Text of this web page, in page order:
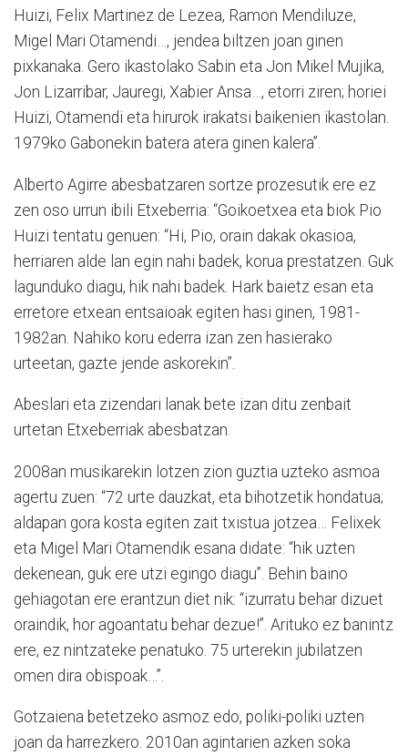
Huizi, Felix Martinez de Lezea, Ramon Mendiluze,
Migel Mari Otamendi…, jendea biltzen joan ginen
pixkanaka. Gero ikastolako Sabin eta Jon Mikel Mujika,
Jon Lizarribar, Jauregi, Xabier Ansa…, etorri ziren; horiei
Huizi, Otamendi eta hirurok irakatsi baikenien ikastolan.
1979ko Gabonekin batera atera ginen kalera”.
Alberto Agirre abesbatzaren sortze prozesutik ere ez
zen oso urrun ibili Etxeberria: “Goikoetxea eta biok Pio
Huizi tentatu genuen: “Hi, Pio, orain dakak okasioa,
herriaren alde lan egin nahi badek, korua prestatzen. Guk
lagunduko diagu, hik nahi badek. Hark baietz esan eta
erretore etxean entsaioak egiten hasi ginen, 1981-
1982an. Nahiko koru ederra izan zen hasierako
urteetan, gazte jende askorekin”.
Abeslari eta zizendari lanak bete izan ditu zenbait
urtetan Etxeberriak abesbatzan.
2008an musikarekin lotzen zion guztia uzteko asmoa
agertu zuen: “72 urte dauzkat, eta bihotzetik hondatua;
aldapan gora kosta egiten zait txistua jotzea… Felixek
eta Migel Mari Otamendik esana didate: “hik uzten
dekenean, guk ere utzi egingo diagu”. Behin baino
gehiagotan ere erantzun diet nik: “izurratu behar dizuet
oraindik, hor agoantatu behar dezue!”. Arituko ez banintz
ere, ez nintzateke penatuko. 75 urterekin jubilatzen
omen dira obispoak…”.
Gotzaiena betetzeko asmoz edo, poliki-poliki uzten
joan da harrezkero. 2010an agintarien azken soka